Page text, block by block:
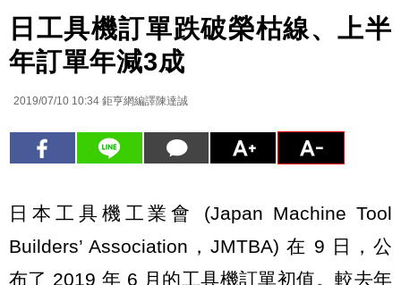
日工具機訂單跌破榮枯線、上半
年訂單年減3成
2019/07/10 10:34 鉅亨網編譯陳達誠
日本工具機工業會 (Japan Machine Tool
Builders’ Association，JMTBA) 在 9 日，公
布了 2019 年 6 月的工具機訂單初值。較去年